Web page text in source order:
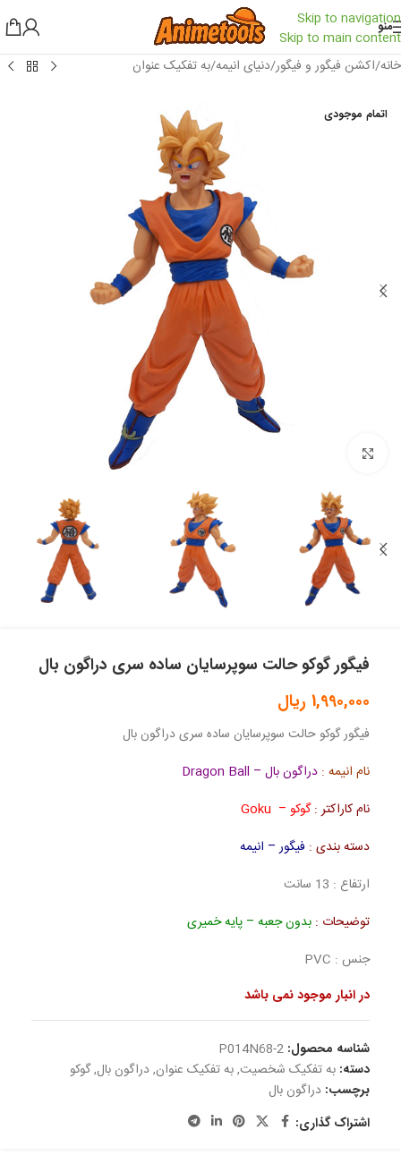
Skip to navigation
Skip to main content
منو
خانه/اکشن فیگور و فیگور/دنیای انیمه/به تفکیک عنوان
اتمام موجودی
فیگور گوکو حالت سوپرسایان ساده سری دراگون بال
1,990,000 ریال
فیگور گوکو حالت سوپرسایان ساده سری دراگون بال
نام انیمه : دراگون بال – Dragon Ball
نام کاراکتر :گوکو – Goku
دسته بندی : فیگور – انیمه
ارتفاع : 13 سانت
توضیحات : بدون جعبه – پایه خمیری
جنس : PVC
در انبار موجود نمی باشد
شناسه محصول: P014N68-2
دسته: به تفکیک شخصیت,به تفکیک عنوان,دراگون بال,گوکو
برچسب: دراگون بال
اشتراک گذاری: